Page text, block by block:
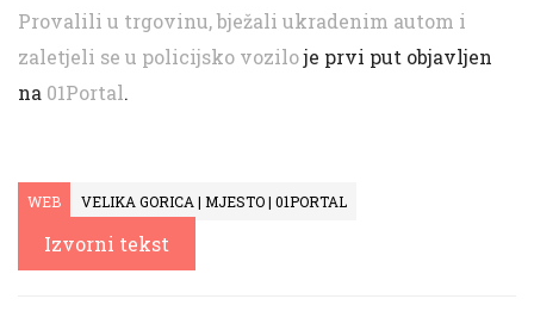
Provalili u trgovinu, bježali ukradenim autom i
zaletjeli se u policijsko voziloje prvi put objavljen
na 01Portal.
WEB VELIKA GORICA | MJESTO | 01PORTAL
Izvorni tekst